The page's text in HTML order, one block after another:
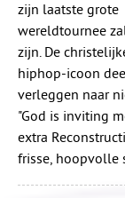
zijn laatste grote
wereldtournee
zijn. De
hiphop-icoon
verleggen naar
"God is inviting
extra
frisse, hoopvolle